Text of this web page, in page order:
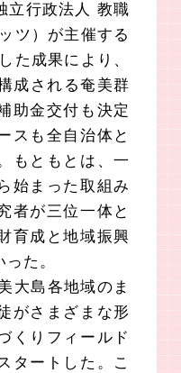
立行政法人 教職
ツ）が主催する
た成果により、
成される奄美群
助金交付も決定
スも全自治体と
もともとは、一
始まった取組み
者が三位一体と
育成と地域振興
た。
大島各地域のま
がさまざまな形
くりフィールド
タートした。こ